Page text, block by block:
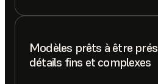
Modèles prêts à être
détails fins et complexes